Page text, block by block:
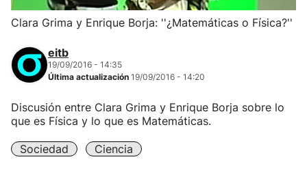
Clara Grima y Enrique Borja: ''¿Matemáticas o Física?''
eitb
19/09/2016 - 14:35
Última actualización 19/09/2016 - 14:20
Discusión entre Clara Grima y Enrique Borja sobre lo
que es Física y lo que es Matemáticas.
Sociedad Ciencia